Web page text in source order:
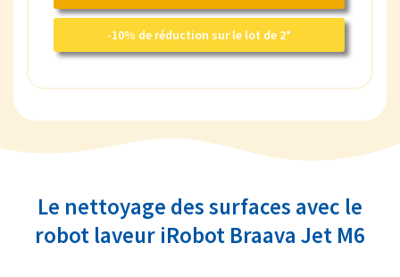
-10% de réduction sur le lot de 2*
Le nettoyage des surfaces avec le
robot laveur iRobot Braava Jet M6